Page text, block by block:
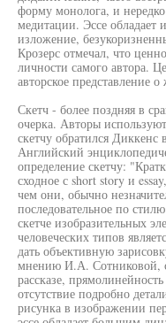
форму монолога, и
медитации. Эссе обладает
изложение,
Крозерс отмечал, что
личности самого автора.
авторское представление
Скетч - более поздняя в
очерка. Авторы
скетчу обратился Диккенс
Английский
определение скетчу:
сходное с short story и
чем они, обычно
последовательное по
скетче изобразительных
человеческих типов
дать объективную
мнению И.А. Сотниковой,
рассказе,
отсутствие подробно
рисунка в изображении